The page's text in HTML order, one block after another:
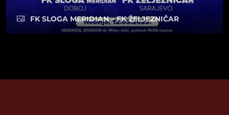
FK SLOGA MERIDIAN – FK ŽELJEZNIČAR